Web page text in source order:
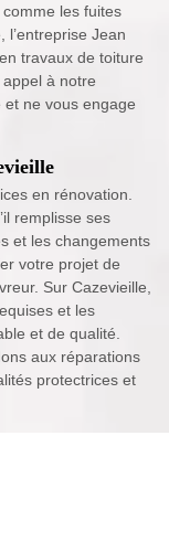
les fuites
l’entreprise Jean
travaux de toiture
à notre
ne vous engage
en rénovation.
remplisse ses
et les changements
votre projet de
Sur Cazevieille,
et les
et de qualité.
aux réparations
protectrices et